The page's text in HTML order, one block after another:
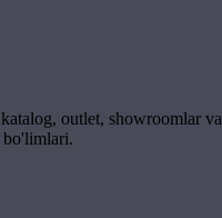
outlet, showroomlar va
bo'limlari.